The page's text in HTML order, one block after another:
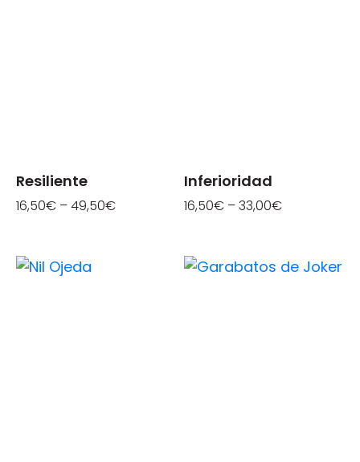
Resiliente
16,50€ –49,50€
Inferioridad
16,50€ –33,00€